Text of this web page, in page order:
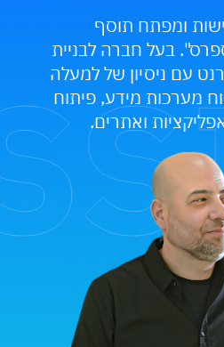
ומפתח תוסף
בעל חברה לבניית
עם ניסיון של למעלה
מערכות מידע, פיתוח
ואתרים.